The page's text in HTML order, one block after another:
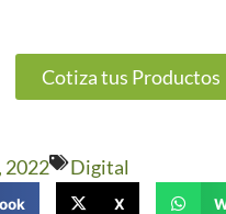
Cotiza tus Productos
2022 Digital
X